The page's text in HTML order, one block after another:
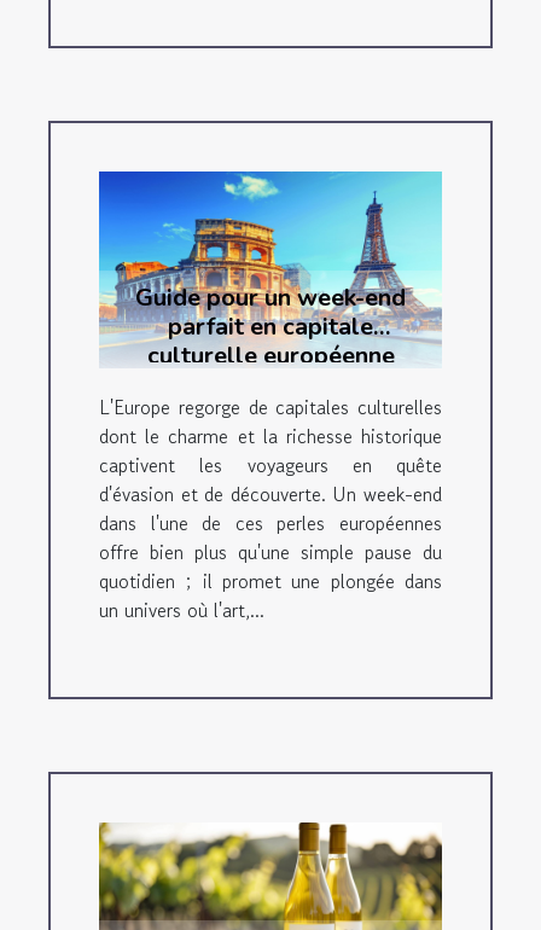
Guide pour un week-end
parfait en capitale
culturelle européenne
L'Europe regorge de capitales culturelles
dont le charme et la richesse historique
captivent les voyageurs en quête
d'évasion et de découverte. Un week-end
dans l'une de ces perles européennes
offre bien plus qu'une simple pause du
quotidien ; il promet une plongée dans
un univers où l'art,...